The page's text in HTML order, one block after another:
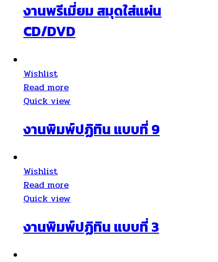
งานพรีเมี่ยม สมุดใส่แผ่น
CD/DVD
Wishlist
Read more
Quick view
งานพิมพ์ปฏิทิน แบบที่ 9
Wishlist
Read more
Quick view
งานพิมพ์ปฏิทิน แบบที่ 3